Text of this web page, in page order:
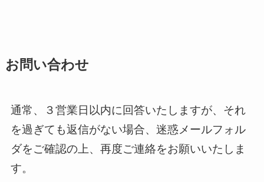
お問い合わせ
通常、３営業日以内に回答いたしますが、それ
を過ぎても返信がない場合、迷惑メールフォル
ダをご確認の上、再度ご連絡をお願いいたしま
す。